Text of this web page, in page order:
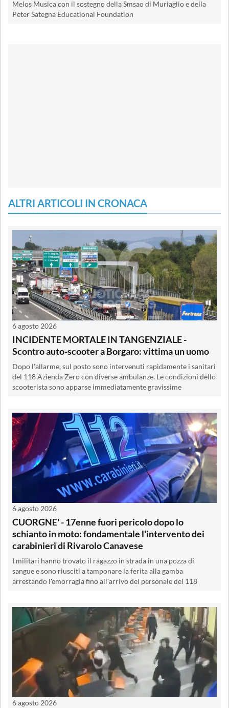
Melos Musica con il sostegno della Smsao di Muriaglio e della
Peter Sategna Educational Foundation
ALTRI ARTICOLI IN CRONACA
6 agosto 2026
INCIDENTE MORTALE IN TANGENZIALE -
Scontro auto-scooter a Borgaro: vittima un uomo
Dopo l'allarme, sul posto sono intervenuti rapidamente i sanitari
del 118 Azienda Zero con diverse ambulanze. Le condizioni dello
scooterista sono apparse immediatamente gravissime
6 agosto 2026
CUORGNE' - 17enne fuori pericolo dopo lo
schianto in moto: fondamentale l'intervento dei
carabinieri di Rivarolo Canavese
I militari hanno trovato il ragazzo in strada in una pozza di
sangue e sono riusciti a tamponare la ferita alla gamba
arrestando l'emorragia fino all'arrivo del personale del 118
6 agosto 2026